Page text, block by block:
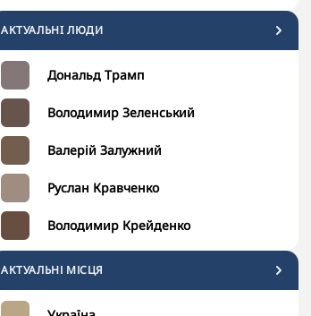
АКТУАЛЬНI ЛЮДИ
Дональд Трамп
Володимир Зеленський
Валерій Залужний
Руслан Кравченко
Володимир Крейденко
АКТУАЛЬНІ МІСЦЯ